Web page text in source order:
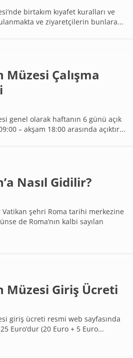
birtakım kıyafet kuralları ve
ve ziyaretçilerin bunlara...
Çalışma
genel olarak haftanın 6 günü açık
– akşam 18:00 arasında açıktır...
Nasıl Gidilir?
Vatikan şehri Roma tarihi merkezine
de Roma’nın kalbi sayılan
Müzesi Giriş Ücreti
giriş ücreti resmi web sayfasında
Euro’dur (20 Euro + 5 Euro...